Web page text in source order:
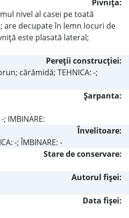
Pivniţa:
nivel al casei pe toată
decupate în lemn locuri de
este plasată lateral;
Pereţii construcţiei:
cărămidă; TEHNICA: -;
Şarpanta:
; IMBINARE:
Învelitoare:
-; ÎMBINARE: -
Stare de conservare:
Autorul fişei:
Data fișei: